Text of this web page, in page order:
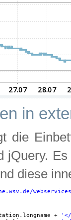
in
die
jQuery.
diese
+